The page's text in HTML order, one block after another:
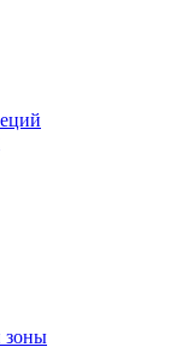
зоны